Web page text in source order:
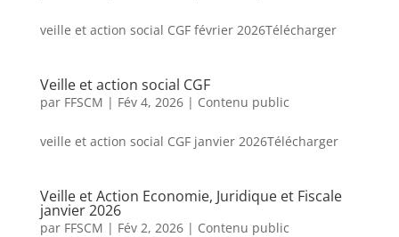
veille et action social CGF février 2026Télécharger
Veille et action social CGF
par FFSCM | Fév 4, 2026| Contenu public
veille et action social CGF janvier 2026Télécharger
Veille et Action Economie, Juridique et Fiscale
janvier 2026
par FFSCM | Fév 2, 2026| Contenu public